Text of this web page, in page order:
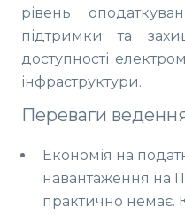
рівень
підтримки та
доступності
інфраструктури.
Переваги ведення
Економія на
навантаження на
практично немає.